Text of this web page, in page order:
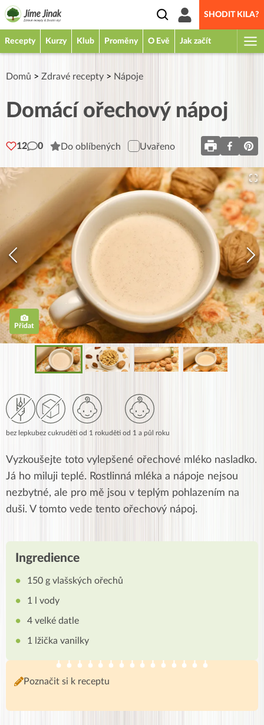
SHODIT KILA?
Recepty Kurzy Klub Proměny O Evě Jak začít
Domů > Zdravé recepty > Nápoje
Domácí ořechový nápoj
12 0 Do oblíbených Uvařeno
Přidat
bez lepkubez cukruděti od 1 rokuděti od 1 a půl roku
Vyzkoušejte toto vylepšené ořechové mléko nasladko.
Já ho miluji teplé. Rostlinná mléka a nápoje nejsou
nezbytné, ale pro mě jsou v teplým pohlazením na
duši. V tomto vede tento ořechový nápoj.
Ingredience
150 g vlašských ořechů
1 l vody
4 velké datle
1 lžička vanilky
Poznačit si k receptu